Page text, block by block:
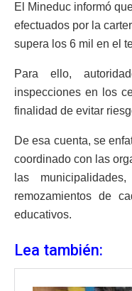
El Mineduc informó
efectuados por la
supera los 6 mil en el
Para ello,
inspecciones en los
finalidad de evitar
De esa cuenta, se
coordinado con las
las
remozamientos de
educativos.
Lea también: